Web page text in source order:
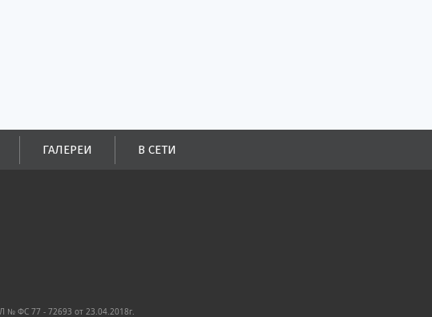
ГАЛЕРЕИ В СЕТИ
№ ФС 77 - 72693 от 23.04.2018г.